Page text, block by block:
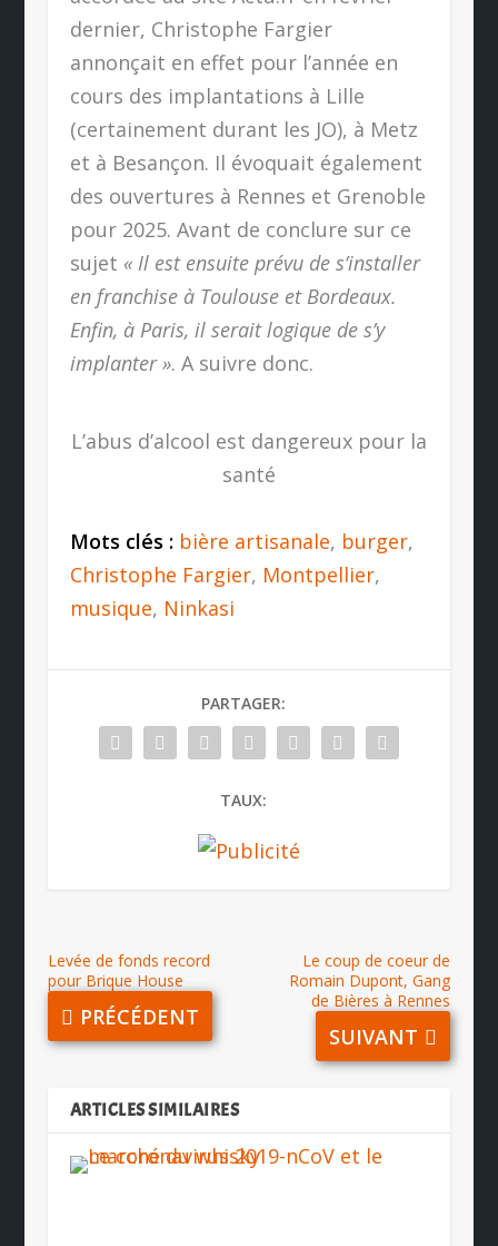
dernier, Christophe Fargier
annonçait en effet pour l’année en
cours des implantations à Lille
(certainement durant les JO), à Metz
et à Besançon. Il évoquait également
des ouvertures à Rennes et Grenoble
pour 2025. Avant de conclure sur ce
sujet « Il est ensuite prévu de s’installer
en franchise à Toulouse et Bordeaux.
Enfin, à Paris, il serait logique de s’y
implanter ». A suivre donc.
L’abus d’alcool est dangereux pour la
santé
Mots clés : bière artisanale, burger,
Christophe Fargier, Montpellier,
musique, Ninkasi
PARTAGER:
TAUX:
Levée de fonds record
pour Brique House
PRÉCÉDENT
Le coup de coeur de
Romain Dupont, Gang
de Bières à Rennes
SUIVANT
ARTICLES SIMILAIRES